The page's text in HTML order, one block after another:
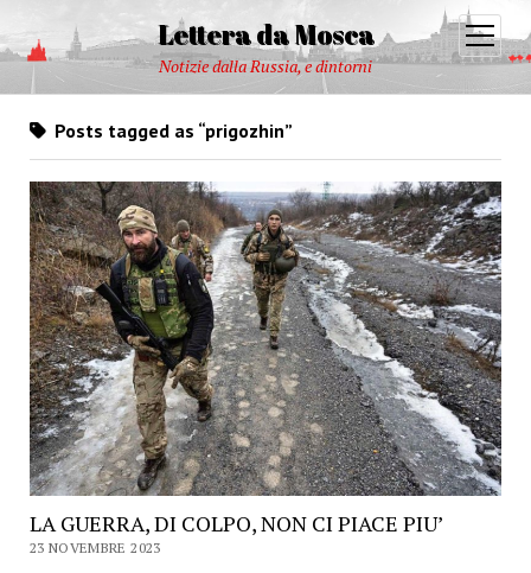
Lettera da Mosca
Notizie dalla Russia, e dintorni
open
menu
Posts tagged as “prigozhin”
LA GUERRA, DI COLPO, NON CI PIACE PIU’
23 NOVEMBRE 2023